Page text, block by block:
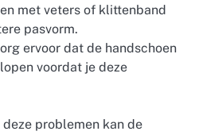
met veters of klittenband
pasvorm.
ervoor dat de handschoen
voordat je deze
problemen kan de